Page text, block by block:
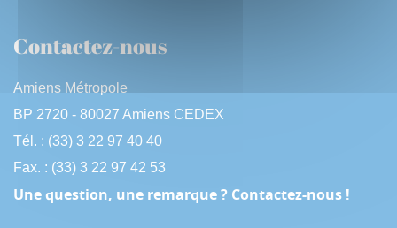
Contactez-nous
Amiens Métropole
BP 2720 - 80027 Amiens CEDEX
Tél. : (33) 3 22 97 40 40
Fax. : (33) 3 22 97 42 53
Une question, une remarque ? Contactez-nous !